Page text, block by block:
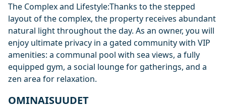
The Complex and Lifestyle:Thanks to the stepped
layout of the complex, the property receives abundant
natural light throughout the day. As an owner, you will
enjoy ultimate ‌privacy ‌in ‌a ‌gated ‌community with VIP
amenities: a ‌communal ‌pool ‌with sea views, ‌a ‌fully
‌equipped ‌gym, a ‌social ‌lounge for ‌gatherings, ‌and ‌a
‌zen ‌area ‌for ‌relaxation.
OMINAISUUDET